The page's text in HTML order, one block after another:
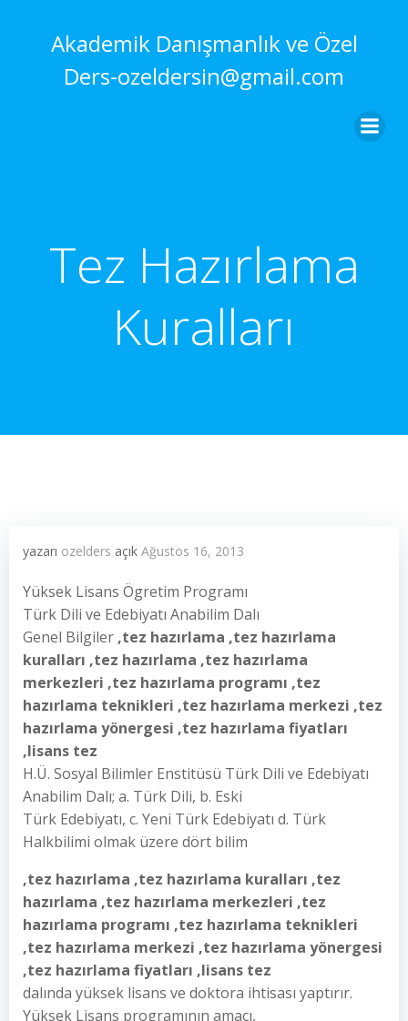
Akademik Danışmanlık ve Özel
Ders-ozeldersin@gmail.com
Tez Hazırlama
Kuralları
yazarı ozelders açık Ağustos 16, 2013
Yüksek Lisans Ögretim Programı
Türk Dili ve Edebiyatı Anabilim Dalı
Genel Bilgiler ,tez hazırlama ,tez hazırlama
kuralları ,tez hazırlama ,tez hazırlama
merkezleri ,tez hazırlama programı ,tez
hazırlama teknikleri ,tez hazırlama merkezi ,tez
hazırlama yönergesi ,tez hazırlama fiyatları
,lisans tez
H.Ü. Sosyal Bilimler Enstitüsü Türk Dili ve Edebiyatı
Anabilim Dalı; a. Türk Dili, b. Eski
Türk Edebiyatı, c. Yeni Türk Edebiyatı d. Türk
Halkbilimi olmak üzere dört bilim
,tez hazırlama ,tez hazırlama kuralları ,tez
hazırlama ,tez hazırlama merkezleri ,tez
hazırlama programı ,tez hazırlama teknikleri
,tez hazırlama merkezi ,tez hazırlama yönergesi
,tez hazırlama fiyatları ,lisans tez
dalında yüksek lisans ve doktora ihtisası yaptırır.
Yüksek Lisans programının amacı,